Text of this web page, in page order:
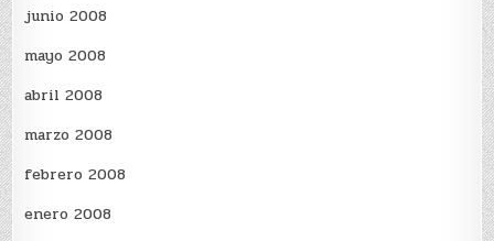
junio 2008
mayo 2008
abril 2008
marzo 2008
febrero 2008
enero 2008